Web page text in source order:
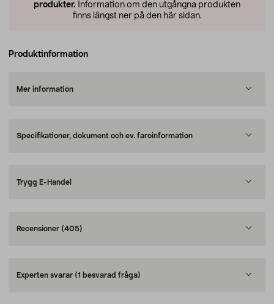
produkter. Information om den utgångna produkten
finns längst ner på den här sidan.
Produktinformation
Mer information
Specifikationer, dokument och ev. faroinformation
Trygg E-Handel
Recensioner (405)
Experten svarar (1 besvarad fråga)